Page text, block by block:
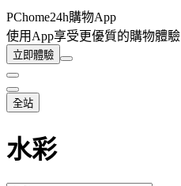
PChome24h購物App
使用App享受更優質的購物體驗
立即體驗
全站
水彩